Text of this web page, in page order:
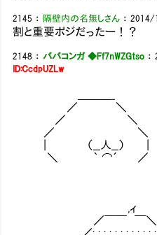
2145 ： 隔壁内の名無しさん ：2014/
割と重要ポジだったー！？
2148 ： ババコンガ ◆Ff7nWZGtso ：
ID:CcdpUZLw
／ ＼ ……つまり、
／ ＼
／ ＼ 核が落ち
| （__人__） |
＼ ｀ ⌒´ ／
,ィ
／￣￣ ￣＼
／: : : : : : : : : : : :`ゝ 安